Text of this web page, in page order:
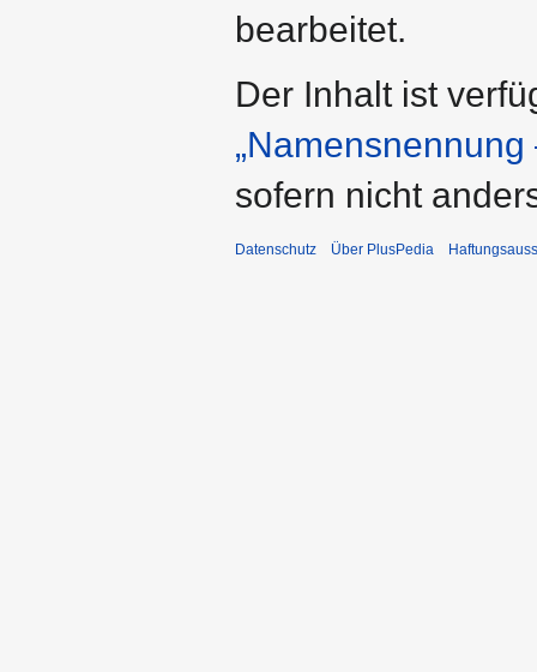
bearbeitet.
Der Inhalt ist
sofern nicht
Datenschutz Über PlusPedia